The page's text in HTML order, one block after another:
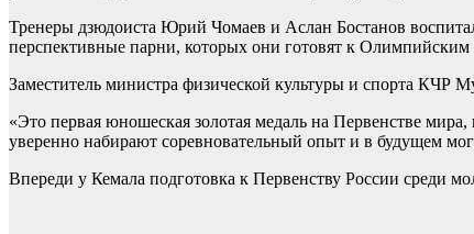
Тренеры дзюдоиста Юрий Чомаев и Аслан Бостанов
перспективные парни, которых они готовят к
Заместитель министра физической культуры и спорта КЧР
«Это первая юношеская золотая медаль на Первенстве
уверенно набирают соревновательный опыт и в будущем
Впереди у Кемала подготовка к Первенству России среди